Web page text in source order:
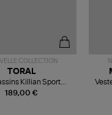
COLLECTION
189,00 €
TORAL
Killian Sport
Mousse